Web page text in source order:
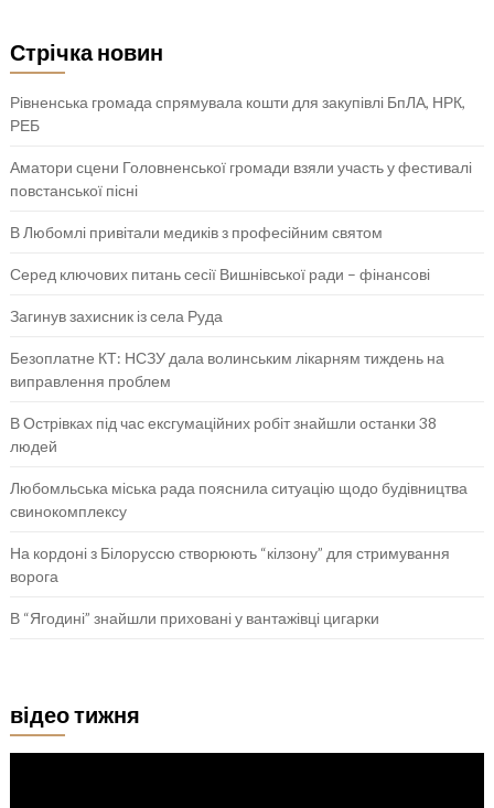
Стрічка новин
Рівненська громада спрямувала кошти для закупівлі БпЛА, НРК,
РЕБ
Аматори сцени Головненської громади взяли участь у фестивалі
повстанської пісні
В Любомлі привітали медиків з професійним святом
Серед ключових питань сесії Вишнівської ради – фінансові
Загинув захисник із села Руда
Безоплатне КТ: НСЗУ дала волинським лікарням тиждень на
виправлення проблем
В Острівках під час ексгумаційних робіт знайшли останки 38
людей
Любомльська міська рада пояснила ситуацію щодо будівництва
свинокомплексу
На кордоні з Білоруссю створюють “кілзону” для стримування
ворога
В “Ягодині” знайшли приховані у вантажівці цигарки
відео тижня